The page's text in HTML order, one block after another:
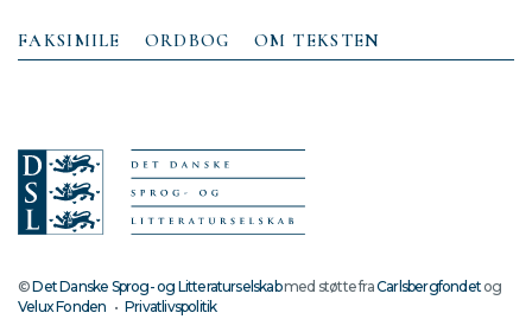
FAKSIMILE ORDBOG OM TEKSTEN
©Det Danske Sprog- og Litteraturselskabmed støtte fraCarlsbergfondetog
Velux Fonden • Privatlivspolitik